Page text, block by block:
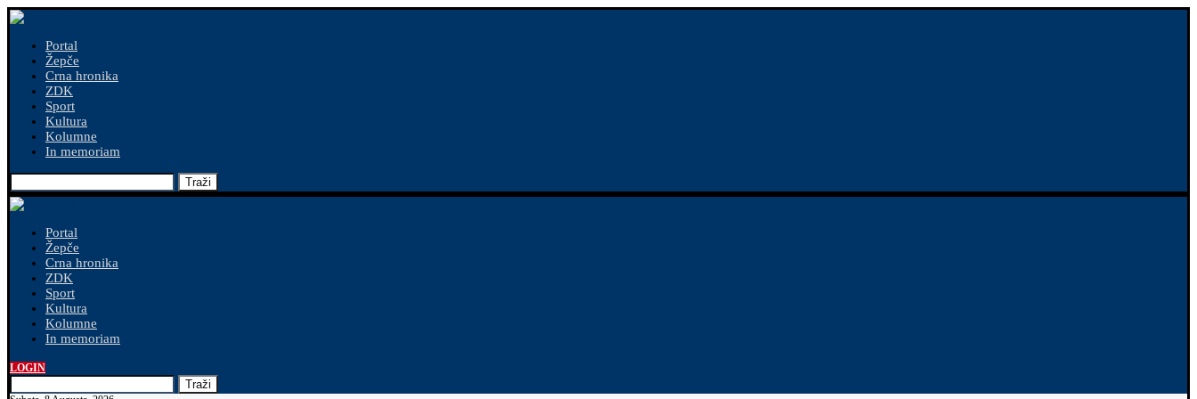
Portal
Žepče
Crna hronika
ZDK
Sport
Kultura
Kolumne
In memoriam
Traži
Portal
Žepče
Crna hronika
ZDK
Sport
Kultura
Kolumne
In memoriam
LOGIN
Traži